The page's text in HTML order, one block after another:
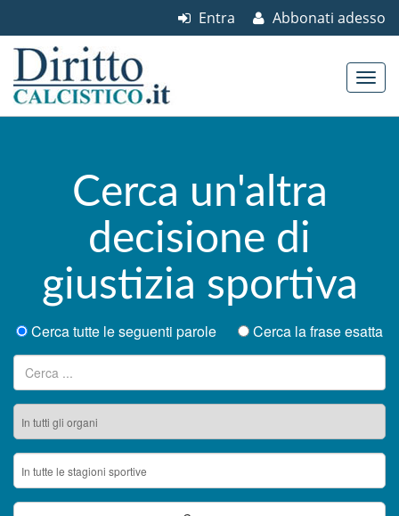
Abbonati adesso
Entra
Cerca un'altra
decisione di
giustizia sportiva
Cerca tutte le seguenti parole
Cerca la frase esatta
Ricerca per: